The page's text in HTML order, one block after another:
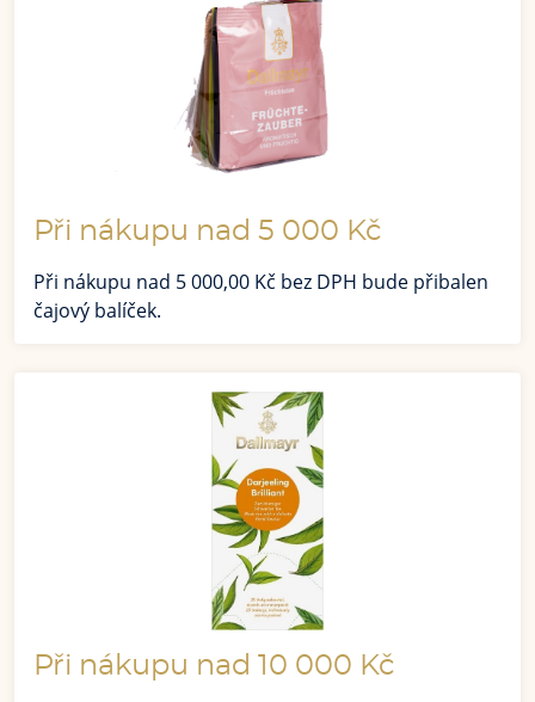
Při nákupu nad 5 000 Kč
Při nákupu nad 5 000,00 Kč bez DPH bude přibalen
čajový balíček.
Při nákupu nad 10 000 Kč